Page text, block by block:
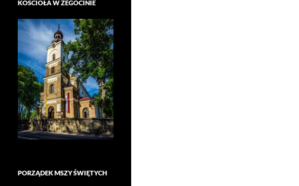
KOŚCIOŁA W ŻEGOCINIE
PORZĄDEK MSZY ŚWIĘTYCH